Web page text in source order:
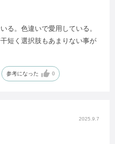
る。色違いで愛用している。
短く選択肢もあまりない事が
参考になった 0
2025.9.7